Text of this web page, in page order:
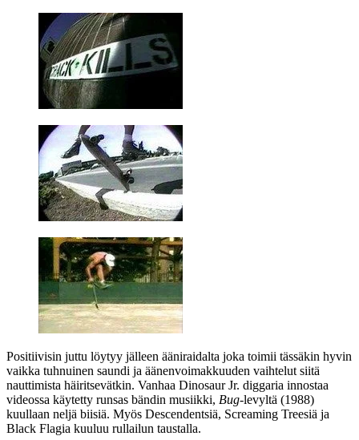
Positiivisin juttu löytyy jälleen ääniraidalta joka toimii tässäkin hyvin
vaikka tuhnuinen saundi ja äänenvoimakkuuden vaihtelut siitä
nauttimista häiritsevätkin. Vanhaa Dinosaur Jr. diggaria innostaa
videossa käytetty runsas bändin musiikki, Bug-levyltä (1988)
kuullaan neljä biisiä. Myös Descendentsiä, Screaming Treesiä ja
Black Flagia kuuluu rullailun taustalla.